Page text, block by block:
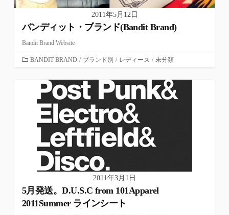
2011年5月12日
バンディット・ブランド(Bandit Brand)
Bandit Brand Website
カ
BANDIT BRAND / ブランド別 / レディース / 未分類
2011年3月1日
5月発送。D.U.S.C from 101Apparel
2011Summer ラインシート